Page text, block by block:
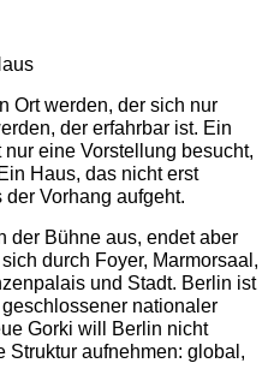
Ort werden, der sich nur
der erfahrbar ist. Ein
eine Vorstellung besucht,
Haus, das nicht erst
Vorhang aufgeht.
der Bühne aus, endet aber
durch Foyer, Marmorsaal,
und Stadt. Berlin ist
nationaler
Gorki will Berlin nicht
Struktur aufnehmen: global,